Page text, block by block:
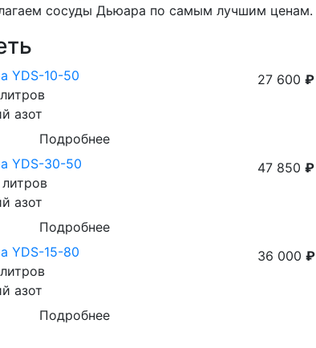
сосуды Дьюара по самым лучшим ценам.
YDS-10-50
азот
Подробнее
27 600₽
YDS-30-50
азот
Подробнее
47 850₽
YDS-15-80
азот
Подробнее
36 000₽